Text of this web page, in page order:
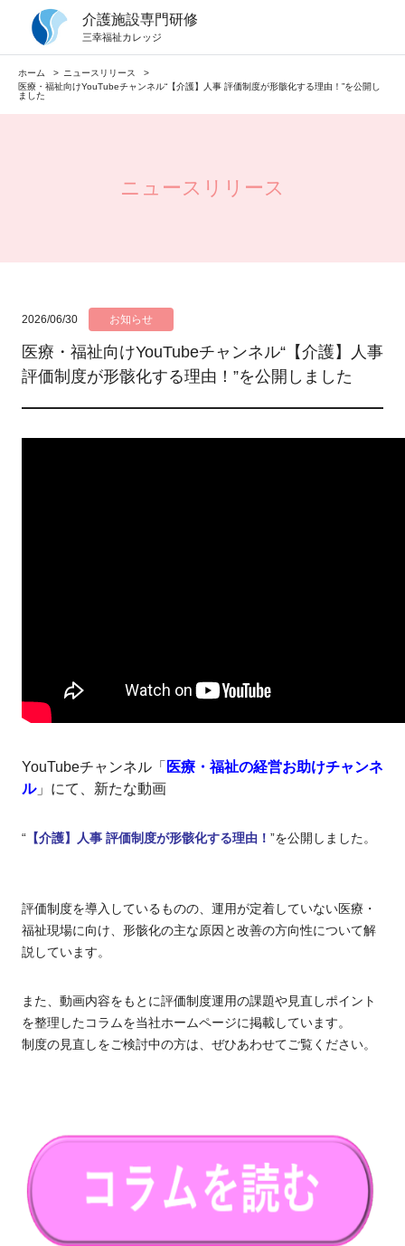
介護施設専門研修
三幸福祉カレッジ
当社の強み
テーマ別研修一覧
介護施設の課題を解決する研修
研修テキストサンプル
公開講座の日程はこちら
ニュースリリース
ホーム
ニュースリリース
医療・福祉向けYouTubeチャンネル“【介護】人事 評価制度が形骸化する理由！”を公開し
ました
ニュースリリース
2026/06/30 お知らせ
医療・福祉向けYouTubeチャンネル“【介護】人事
評価制度が形骸化する理由！”を公開しました
YouTubeチャンネル「 医療・福祉の経営お助けチャンネ
ル」にて、新たな動画
“【介護】人事 評価制度が形骸化する理由！ ”を公開しました。
評価制度を導入しているものの、運用が定着していない医療・
福祉現場に向け、形骸化の主な原因と改善の方向性について解
説しています。
また、動画内容をもとに評価制度運用の課題や見直しポイント
を整理したコラムを当社ホームページに掲載しています。
制度の見直しをご検討中の方は、ぜひあわせてご覧ください。